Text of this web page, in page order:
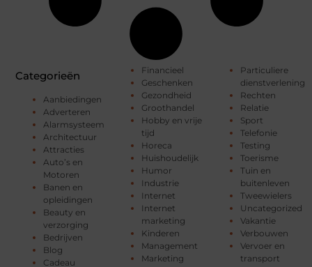
Categorieën
Aanbiedingen
Adverteren
Alarmsysteem
Architectuur
Attracties
Auto’s en
Motoren
Banen en
opleidingen
Beauty en
verzorging
Bedrijven
Blog
Cadeau
Financieel
Geschenken
Gezondheid
Groothandel
Hobby en vrije
tijd
Horeca
Huishoudelijk
Humor
Industrie
Internet
Internet
marketing
Kinderen
Management
Marketing
Particuliere
dienstverlening
Rechten
Relatie
Sport
Telefonie
Testing
Toerisme
Tuin en
buitenleven
Tweewielers
Uncategorized
Vakantie
Verbouwen
Vervoer en
transport